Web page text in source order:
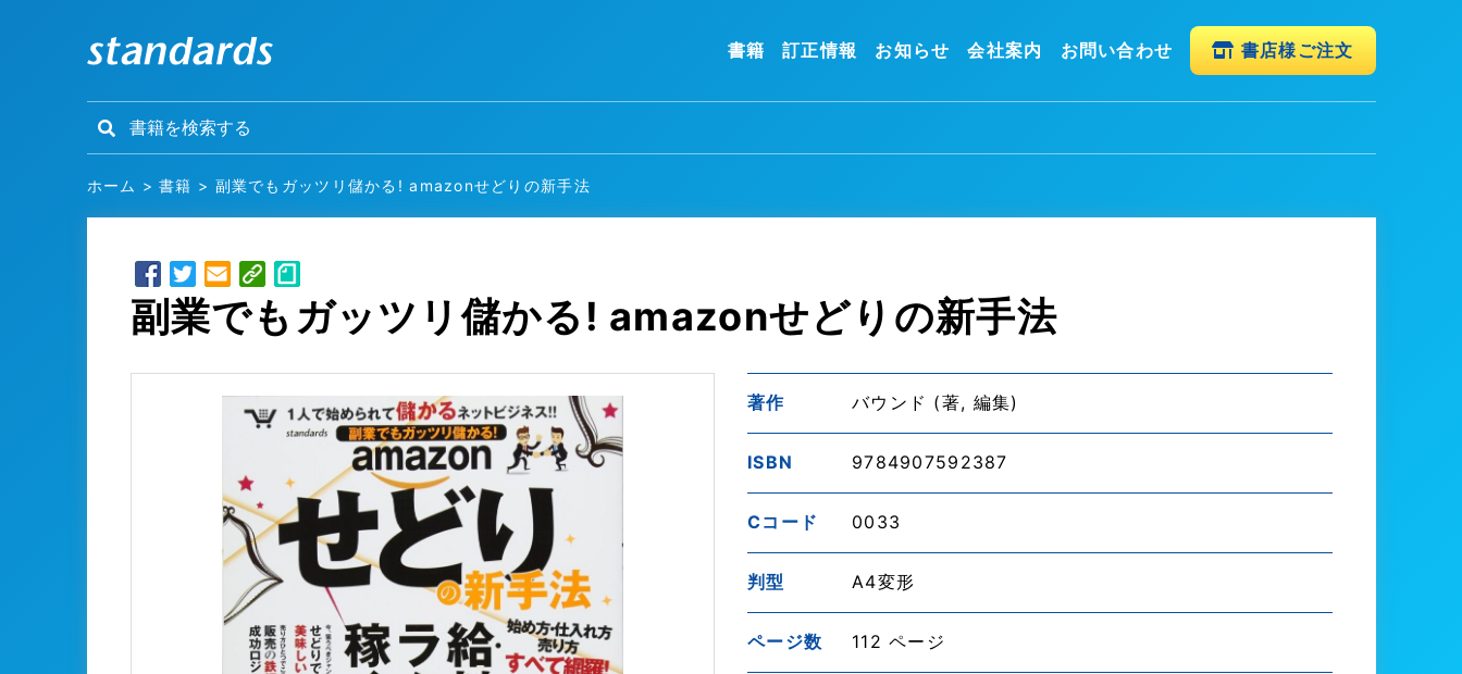
書籍 訂正情報 お知らせ 会社案内 お問い合わせ 書店様ご注文
ホーム >書籍 > 副業でもガッツリ儲かる! amazonせどりの新手法
副業でもガッツリ儲かる! amazonせどりの新手法
著作 バウンド (著, 編集)
ISBN 9784907592387
Cコード 0033
判型 A4変形
ページ数 112 ページ